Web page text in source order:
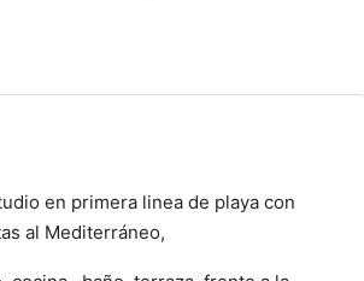
en primera linea de playa con
al Mediterráneo,